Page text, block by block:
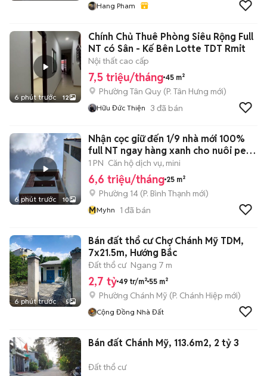
Hang Pham
6 phút trước 12
Chính Chủ Thuê Phòng Siêu Rộng Full
NT có Sân - Kế Bên Lotte TDT Rmit
Nội thất cao cấp
7,5 triệu/tháng 45 m²
Phường Tân Quy (P. Tân Hưng mới)
Hữu Đức Thiện 3 đã bán
6 phút trước 10
Nhận cọc giữ đến 1/9 nhà mới 100%
full NT ngay hàng xanh cho nuôi pet
🍃
1 PN Căn hộ dịch vụ, mini
6,6 triệu/tháng 25 m²
Phường 14 (P. Bình Thạnh mới)
MMyhn 1 đã bán
6 phút trước 5
Bán đất thổ cư Chợ Chánh Mỹ TDM,
7x21.5m, Hướng Bắc
Đất thổ cư Ngang 7 m
2,7 tỷ 49 tr/m² 55 m²
Phường Chánh Mỹ (P. Chánh Hiệp mới)
Cộng Đồng Nhà Đất
Bán đất Chánh Mỹ, 113.6m2, 2 tỷ 3
Đất thổ cư